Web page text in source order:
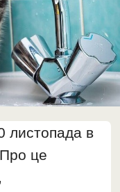
листопада в
це